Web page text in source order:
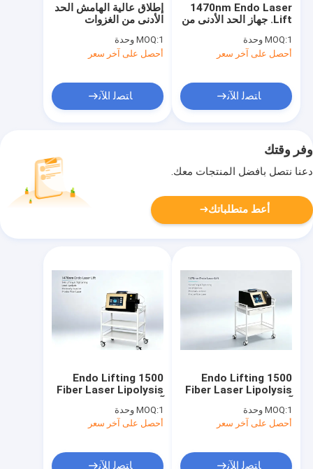
إطلاق عالية الهامش الحد
الأدنى من الغزوات
ومعالجة لخط الجسم
15W الليزر الألياف
MOQ:1 وحدة
أحصل على آخر سعر
ﺎﺘﺼﻟ ﺍﻶﻧ
1470nm Endo Laser
Lift. جهاز الحد الأدنى من
الدهون تجديد الكولاجين و
ذوبان الخلايا الدهنية
MOQ:1 وحدة
أحصل على آخر سعر
ﺎﺘﺼﻟ ﺍﻶﻧ
وفر وقتك
دعنا نتصل بأفضل المنتجات معك.
أعط متطلباتك
1500 Endo Lifting
Fiber Laser Lipolysis
المتسقة تشديد الوجه رفع
العلاجات المحلية لإزالة
MOQ:1 وحدة
أحصل على آخر سعر
ﺎﺘﺼﻟ ﺍﻶﻧ
1500 Endo Lifting
Fiber Laser Lipolysis
المتسقة تشديد الوجه رفع
العلاجات المحلية لإزالة
MOQ:1 وحدة
أحصل على آخر سعر
ﺎﺘﺼﻟ ﺍﻶﻧ